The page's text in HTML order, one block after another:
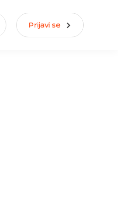
Prijavi se